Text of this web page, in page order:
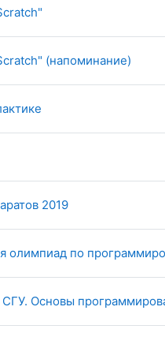
(напоминание)
2019
олимпиад по
СГУ. Основы